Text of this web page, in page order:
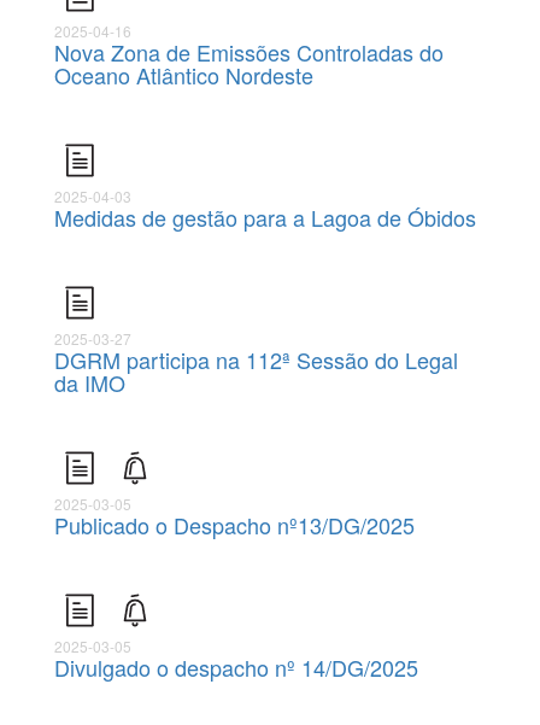
2025-04-16
Nova Zona de Emissões Controladas do
Oceano Atlântico Nordeste
2025-04-03
Medidas de gestão para a Lagoa de Óbidos
2025-03-27
DGRM participa na 112ª Sessão do Legal
da IMO
2025-03-05
Publicado o Despacho nº13/DG/2025
2025-03-05
Divulgado o despacho nº 14/DG/2025